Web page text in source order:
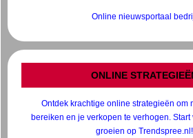
Online nieuwsportaal
ONLINE
Ontdek krachtige online strategieën om
bereiken en je verkopen te verhogen.
groeien op Trendspree.nl!